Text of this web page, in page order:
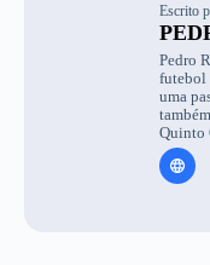
Escrito
Pedro
futebol
uma
Quinto